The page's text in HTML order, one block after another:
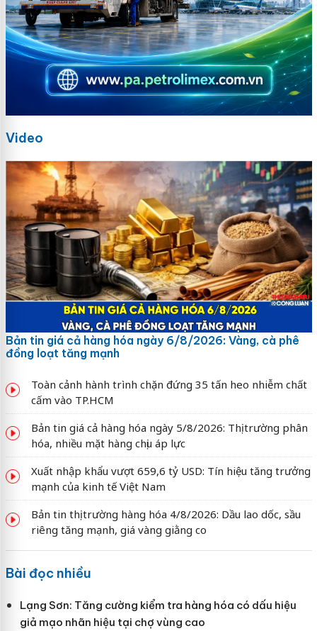
Video
Bản tin giá cả hàng hóa ngày 6/8/2026: Vàng, cà phê
đồng loạt tăng mạnh
Toàn cảnh hành trình chặn đứng 35 tấn heo nhiễm chất
cấm vào TP.HCM
Bản tin giá cả hàng hóa ngày 5/8/2026: Thị trường phân
hóa, nhiều mặt hàng chịu áp lực
Xuất nhập khẩu vượt 659,6 tỷ USD: Tín hiệu tăng trưởng
mạnh của kinh tế Việt Nam
Bản tin thị trường hàng hóa 4/8/2026: Dầu lao dốc, sầu
riêng tăng mạnh, giá vàng giằng co
Bài đọc nhiều
Lạng Sơn: Tăng cường kiểm tra hàng hóa có dấu hiệu
giả mạo nhãn hiệu tại chợ vùng cao